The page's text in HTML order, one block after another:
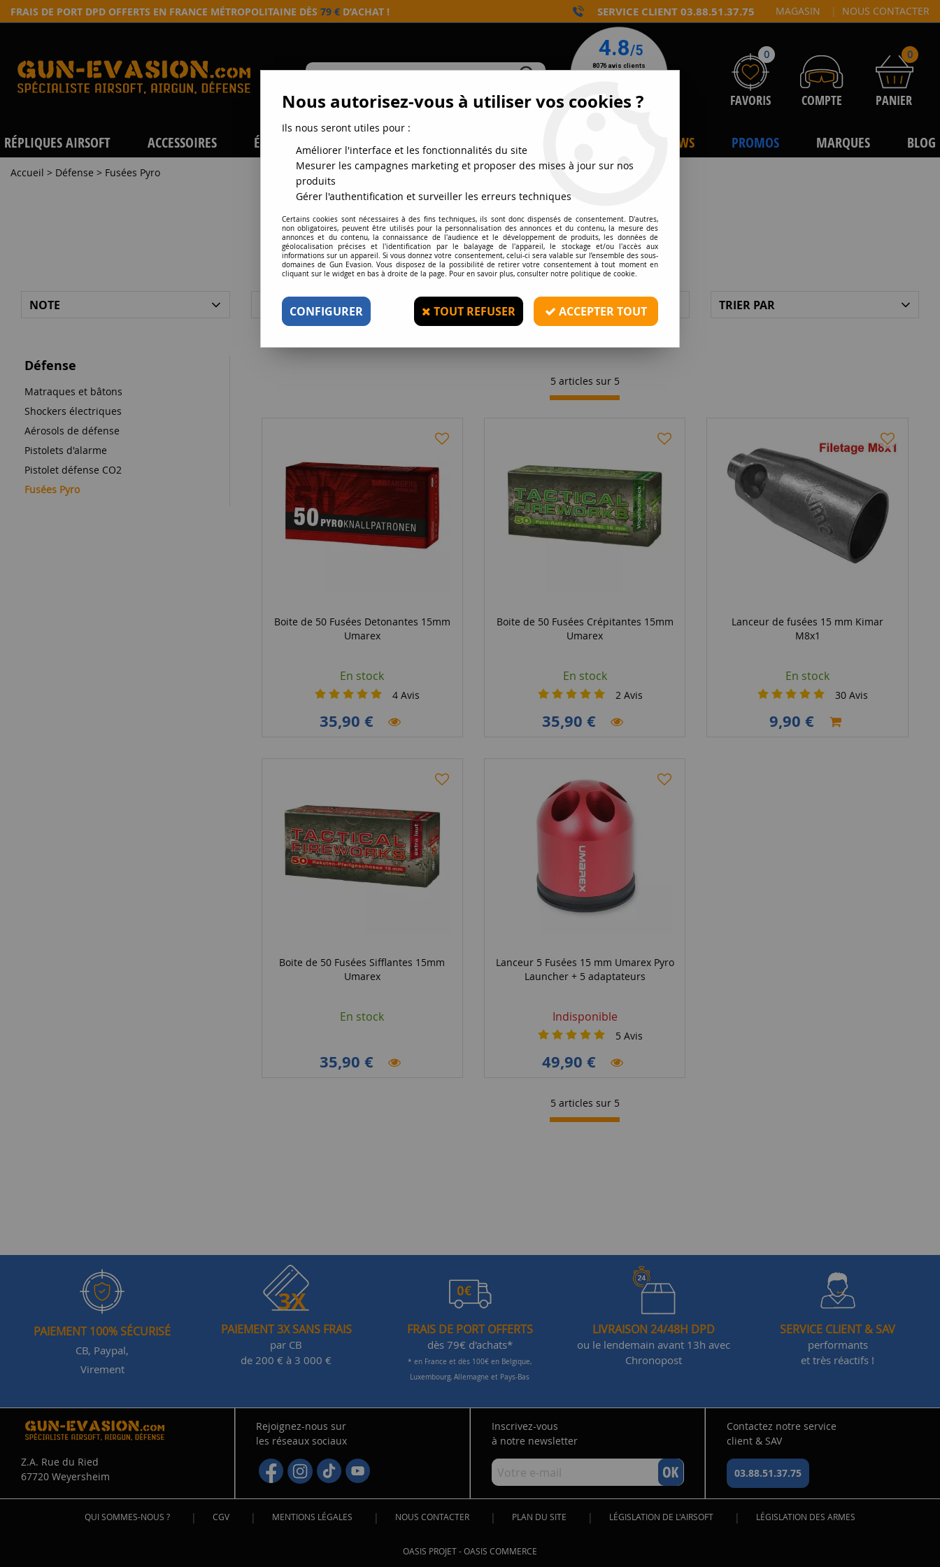
FRAIS DE PORT DPD OFFERTS EN FRANCE MÉTROPOLITAINE DÈS 79 € D’ACHAT ! SERVICE CLIENT 03.88.51.37.75 MAGASIN | NOUS CONTACTER
0
FAVORIS COMPTE
0
PANIER
RÉPLIQUES AIRSOFT ACCESSOIRES ÉQUIPEMENTS CONSOMMABLES AIRGUN NEWS PROMOS MARQUES BLOG
Accueil > Défense > Fusées Pyro
FUSÉES PYRO
NOTE MARQUE PRIX TRIER PAR
Défense
Matraques et bâtons
Shockers électriques
Aérosols de défense
Pistolets d'alarme
Pistolet défense CO2
Fusées Pyro
5 articles sur 5
Boite de 50 Fusées Detonantes 15mm
Umarex
En stock
4 Avis
35,90 €
Boite de 50 Fusées Crépitantes 15mm
Umarex
En stock
2Avis
35,90 €
Lanceur de fusées 15 mm Kimar
M8x1
En stock
30 Avis
9,90 €
Boite de 50 Fusées Sifflantes 15mm
Umarex
En stock
35,90 €
Lanceur 5 Fusées 15 mm Umarex Pyro
Launcher + 5 adaptateurs
Indisponible
5 Avis
49,90 €
5 articles sur 5
PAIEMENT 100% SÉCURISÉ
CB, Paypal,
Virement
PAIEMENT 3X SANS FRAIS
par CB
de 200 € à 3 000 €
FRAIS DE PORT OFFERTS
dès 79€ d'achats*
* en France et dès 100€ en Belgique,
Luxembourg, Allemagne et Pays-Bas
LIVRAISON 24/48H DPD
ou le lendemain avant 13h avec
Chronopost
SERVICE CLIENT & SAV
performants
et très réactifs !
Z.A. Rue du Ried
67720 Weyersheim
Rejoignez-nous sur
les réseaux sociaux
Inscrivez-vous
à notre newsletter
Contactez notre service
client & SAV
03.88.51.37.75
QUI SOMMES-NOUS ? | CGV | MENTIONS LÉGALES | NOUS CONTACTER | PLAN DU SITE | LÉGISLATION DE L'AIRSOFT | LÉGISLATION DES ARMES
OASIS PROJET-OASIS COMMERCE
Nous autorisez-vous à utiliser vos cookies ?
Ils nous seront utiles pour :
Améliorer l'interface et les fonctionnalités du site
Mesurer les campagnes marketing et proposer des mises à jour sur nos
produits
Gérer l'authentification et surveiller les erreurs techniques
Certains cookies sont nécessaires à des fins techniques, ils sont donc dispensés de consentement. D'autres,
non obligatoires, peuvent être utilisés pour la personnalisation des annonces et du contenu, la mesure des
annonces et du contenu, la connaissance de l'audience et le développement de produits, les données de
géolocalisation précises et l'identification par le balayage de l'appareil, le stockage et/ou l'accès aux
informations sur un appareil. Si vous donnez votre consentement, celui-ci sera valable sur l’ensemble des sous-
domaines de Gun Evasion. Vous disposez de la possibilité de retirer votre consentement à tout moment en
cliquant sur le widget en bas à droite de la page. Pour en savoir plus, consulter notre politique de cookie.
CONFIGURER TOUT REFUSER ACCEPTER TOUT